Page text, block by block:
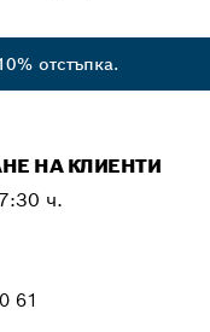
отстъпка.
НА КЛИЕНТИ
ч.
61